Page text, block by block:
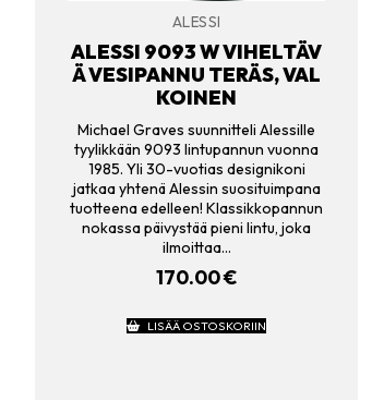
ALESSI
ALESSI 9093 W VIHELTÄV
Ä VESIPANNU TERÄS, VAL
KOINEN
Michael Graves suunnitteli Alessille
tyylikkään 9093 lintupannun vuonna
1985. Yli 30-vuotias designikoni
jatkaa yhtenä Alessin suosituimpana
tuotteena edelleen! Klassikkopannun
nokassa päivystää pieni lintu, joka
ilmoittaa…
170.00€
LISÄÄ OSTOSKORIIN